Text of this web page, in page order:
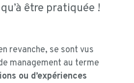
être pratiquée !
revanche, se sont vus
management au terme
ou d’expériences